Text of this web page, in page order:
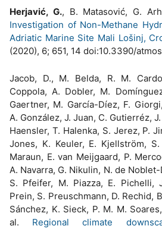
Herjavić, G., B. Matasović, G.
Investigation of Non-Methane
Adriatic Marine Site Mali Lošinj,
(2020), 6; 651, 14 doi:10.3390/
Jacob, D., M. Belda, R. M.
Coppola, A. Dobler, M.
Gaertner, M. García-Díez, F.
A. González, J. Juan, C. Gutierréz,
Haensler, T. Halenka, S. Jerez, P.
Jones, K. Keuler, E. Kjellström,
Maraun, E. van Meijgaard, P.
A. Navarra, G. Nikulin, N. de
S. Pfeifer, M. Piazza, E. Pichelli,
Prein, S. Preuschmann, D. Rechid,
Sánchez, K. Sieck, P. M. M.
al. Regional climate